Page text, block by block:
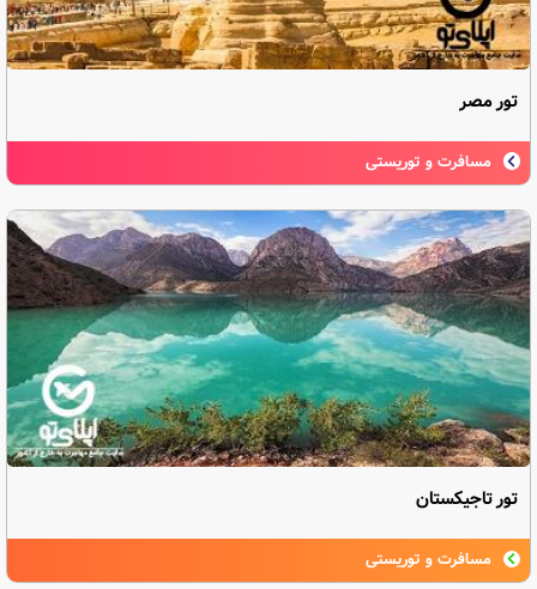
تور مصر
مسافرت و توریستی
تور تاجیکستان
مسافرت و توریستی